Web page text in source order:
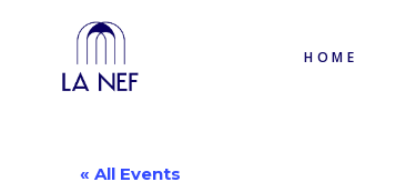
HOME
« All Events